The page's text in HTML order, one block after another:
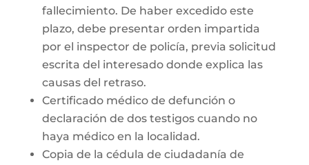
fallecimiento. De haber excedido este
plazo, debe presentar orden impartida
por el inspector de policía, previa solicitud
escrita del interesado donde explica las
causas del retraso.
Certificado médico de defunción o
declaración de dos testigos cuando no
haya médico en la localidad.
Copia de la cédula de ciudadanía de